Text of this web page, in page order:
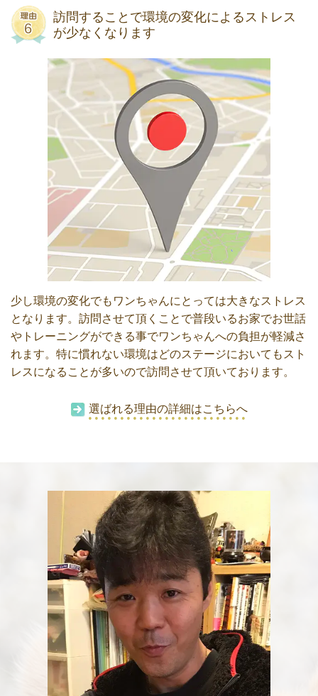
訪問することで環境の変化によるストレス
が少なくなります
少し環境の変化でもワンちゃんにとっては大きなストレス
となります。訪問させて頂くことで普段いるお家でお世話
やトレーニングができる事でワンちゃんへの負担が軽減さ
れます。特に慣れない環境はどのステージにおいてもスト
レスになることが多いので訪問させて頂いております。
選ばれる理由の詳細はこちらへ